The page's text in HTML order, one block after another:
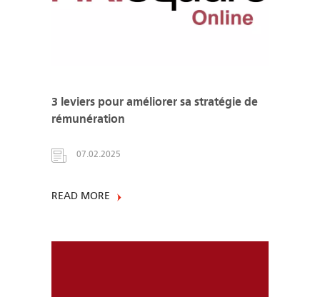
3 leviers pour améliorer sa stratégie de
rémunération
07.02.2025
READ MORE